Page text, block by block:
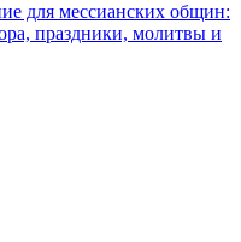
для мессианских общин:
праздники, молитвы и